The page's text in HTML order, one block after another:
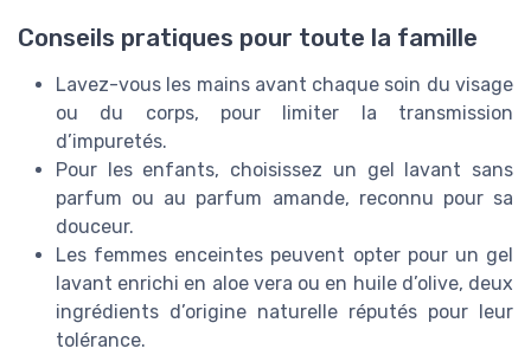
Conseils pratiques pour toute la famille
Lavez-vous les mains avant chaque soin du visage
ou du corps, pour limiter la transmission
d’impuretés.
Pour les enfants, choisissez un gel lavant sans
parfum ou au parfum amande, reconnu pour sa
douceur.
Les femmes enceintes peuvent opter pour un gel
lavant enrichi en aloe vera ou en huile d’olive, deux
ingrédients d’origine naturelle réputés pour leur
tolérance.